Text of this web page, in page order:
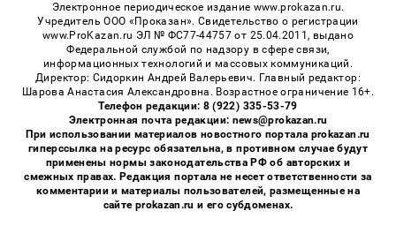
Электронное периодическое издание www.prokazan.ru.
Учредитель ООО «Проказан». Cвидетельство о регистрации
www.ProKazan.ru ЭЛ № ФС77-44757 от 25.04.2011, выдано
Федеральной службой по надзору в сфере связи,
информационных технологий и массовых коммуникаций.
Директор: Сидоркин Андрей Валерьевич. Главный редактор:
Шарова Анастасия Александровна. Возрастное ограничение 16+.
Телефон редакции: 8 (922) 335-53-79
Электронная почта редакции: news@prokazan.ru
При использовании материалов новостного портала prokazan.ru
гиперссылка на ресурс обязательна, в противном случае будут
применены нормы законодательства РФ об авторских и
смежных правах. Редакция портала не несет ответственности за
комментарии и материалы пользователей, размещенные на
сайте prokazan.ru и его субдоменах.